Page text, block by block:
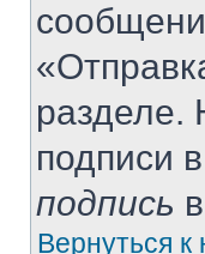
разделе.
подписи
подпись
Вернуться к